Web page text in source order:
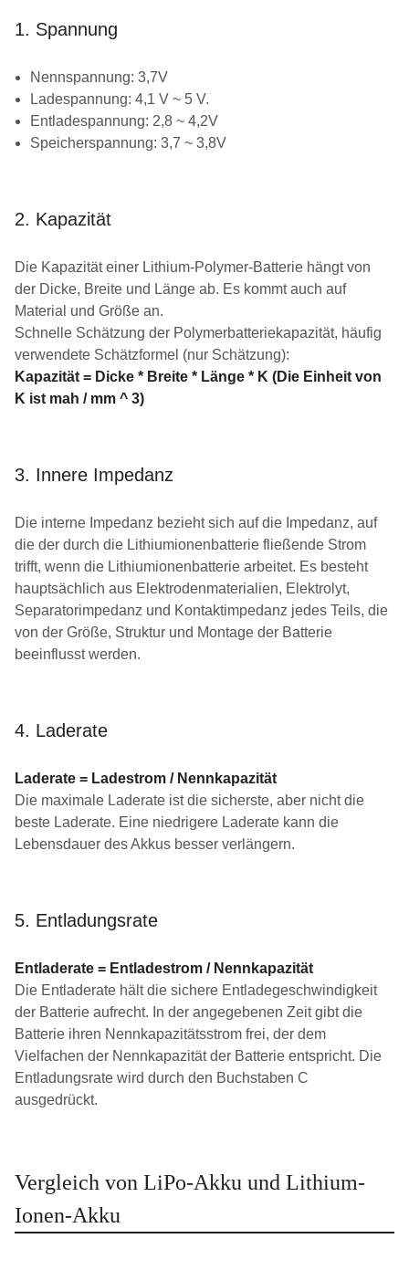
1. Spannung
Nennspannung: 3,7V
Ladespannung: 4,1 V ~ 5 V.
Entladespannung: 2,8 ~ 4,2V
Speicherspannung: 3,7 ~ 3,8V
2. Kapazität
Die Kapazität einer Lithium-Polymer-Batterie hängt von
der Dicke, Breite und Länge ab. Es kommt auch auf
Material und Größe an.
Schnelle Schätzung der Polymerbatteriekapazität, häufig
verwendete Schätzformel (nur Schätzung):
Kapazität = Dicke * Breite * Länge * K (Die Einheit von
K ist mah / mm ^ 3)
3. Innere Impedanz
Die interne Impedanz bezieht sich auf die Impedanz, auf
die der durch die Lithiumionenbatterie fließende Strom
trifft, wenn die Lithiumionenbatterie arbeitet. Es besteht
hauptsächlich aus Elektrodenmaterialien, Elektrolyt,
Separatorimpedanz und Kontaktimpedanz jedes Teils, die
von der Größe, Struktur und Montage der Batterie
beeinflusst werden.
4. Laderate
Laderate = Ladestrom / Nennkapazität
Die maximale Laderate ist die sicherste, aber nicht die
beste Laderate. Eine niedrigere Laderate kann die
Lebensdauer des Akkus besser verlängern.
5. Entladungsrate
Entladerate = Entladestrom / Nennkapazität
Die Entladerate hält die sichere Entladegeschwindigkeit
der Batterie aufrecht. In der angegebenen Zeit gibt die
Batterie ihren Nennkapazitätsstrom frei, der dem
Vielfachen der Nennkapazität der Batterie entspricht. Die
Entladungsrate wird durch den Buchstaben C
ausgedrückt.
Vergleich von LiPo-Akku und Lithium-
Ionen-Akku